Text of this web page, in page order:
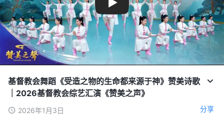
基督教会舞蹈《受造之物的生命都来源于神》赞美诗歌
｜2026基督教会综艺汇演《赞美之声》
2026年1月3日 分享